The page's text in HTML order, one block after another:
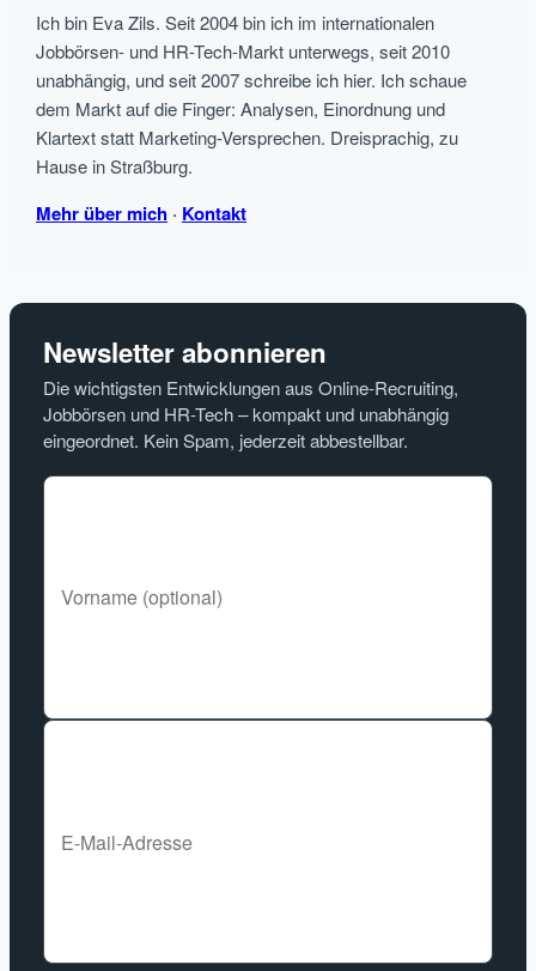
Ich bin Eva Zils. Seit 2004 bin ich im internationalen
Jobbörsen- und HR-Tech-Markt unterwegs, seit 2010
unabhängig, und seit 2007 schreibe ich hier. Ich schaue
dem Markt auf die Finger: Analysen, Einordnung und
Klartext statt Marketing-Versprechen. Dreisprachig, zu
Hause in Straßburg.
Mehr über mich · Kontakt
Newsletter abonnieren
Die wichtigsten Entwicklungen aus Online-Recruiting,
Jobbörsen und HR-Tech – kompakt und unabhängig
eingeordnet. Kein Spam, jederzeit abbestellbar.